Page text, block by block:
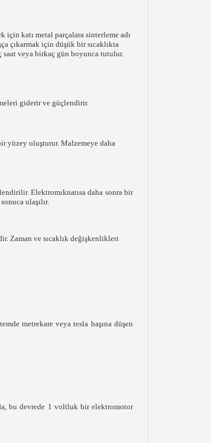
için katı metal parçalara sinterleme adı
çıkarmak için düşük bir sıcaklıkta
saat veya birkaç gün boyunca tutulur.
giderir ve güçlendirir.
yüzey oluşturur. Malzemeye daha
Elektromıknatısa daha sonra bir
ulaşılır.
Zaman ve sıcaklık değişkenlikleri
metrekare veya tesla başına düşen
bu devrede 1 voltluk bir elektromotor